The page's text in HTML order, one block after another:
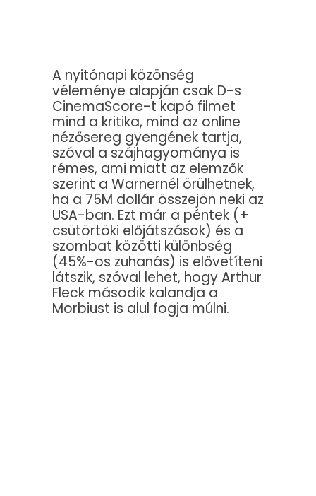
A nyitónapi közönség
véleménye alapján csak D-s
CinemaScore-t kapó filmet
mind a kritika, mind az online
nézősereg gyengének tartja,
szóval a szájhagyománya is
rémes, ami miatt az elemzők
szerint a Warnernél örülhetnek,
ha a 75M dollár összejön neki az
USA-ban. Ezt már a péntek (+
csütörtöki előjátszások) és a
szombat közötti különbség
(45%-os zuhanás) is elővetíteni
látszik, szóval lehet, hogy Arthur
Fleck második kalandja a
Morbiust is alul fogja múlni.